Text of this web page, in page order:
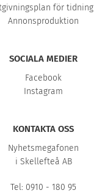
för tidning
Annonsproduktion
SOCIALA MEDIER
Facebook
Instagram
KONTAKTA OSS
Nyhetsmegafonen
i Skellefteå AB
Tel: 0910 - 180 95